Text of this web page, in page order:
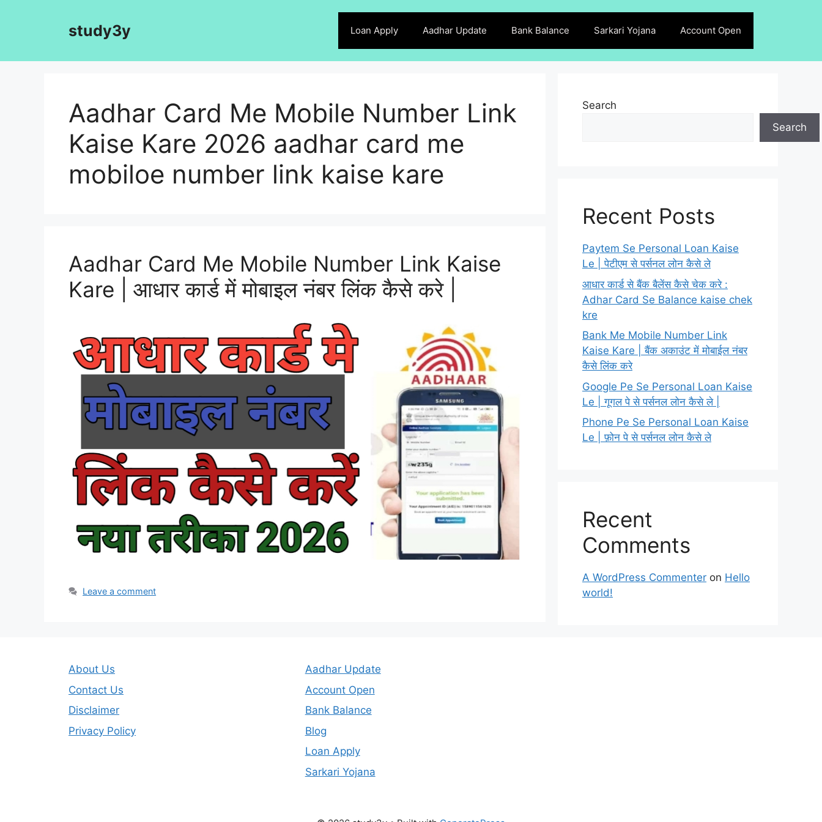
study3y Loan Apply Aadhar Update Bank Balance Sarkari Yojana Account Open
Aadhar Card Me Mobile Number Link
Kaise Kare 2026 aadhar card me
mobiloe number link kaise kare
Aadhar Card Me Mobile Number Link Kaise
Kare | आधार कार्ड में मोबाइल नंबर लिंक कैसे करे |
Leave a comment
Search
Search
Recent Posts
Paytem Se Personal Loan Kaise
Le | पेटीएम से पर्सनल लोन कैसे ले
आधार कार्ड से बैंक बैलेंस कैसे चेक करे :
Adhar Card Se Balance kaise chek
kre
Bank Me Mobile Number Link
Kaise Kare | बैंक अकाउंट में मोबाईल नंबर
कैसे लिंक करे
Google Pe Se Personal Loan Kaise
Le | गूगल पे से पर्सनल लोन कैसे ले |
Phone Pe Se Personal Loan Kaise
Le | फ़ोन पे से पर्सनल लोन कैसे ले
Recent
Comments
A WordPress Commenter on Hello
world!
About Us
Contact Us
Disclaimer
Privacy Policy
Aadhar Update
Account Open
Bank Balance
Blog
Loan Apply
Sarkari Yojana